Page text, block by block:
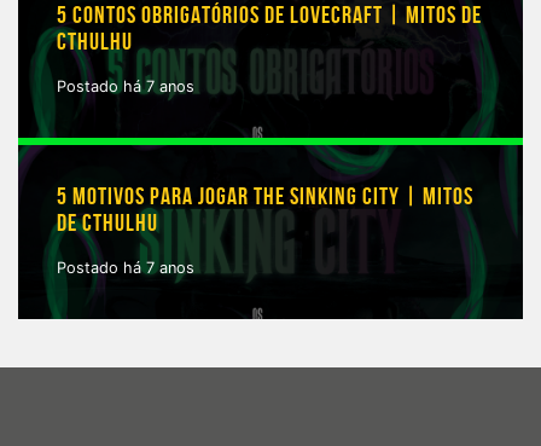
5 CONTOS OBRIGATÓRIOS DE LOVECRAFT | MITOS DE
CTHULHU
Postado há 7 anos
5 MOTIVOS PARA JOGAR THE SINKING CITY | MITOS
DE CTHULHU
Postado há 7 anos